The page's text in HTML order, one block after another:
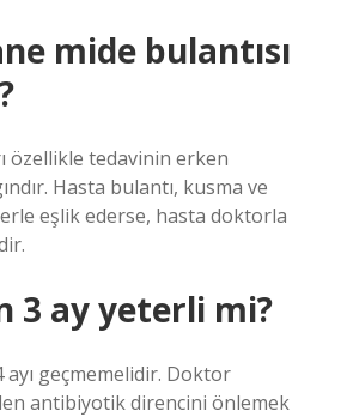
mide bulantısı
özellikle tedavinin erken
Hasta bulantı, kusma ve
eşlik ederse, hasta doktorla
3 ay yeterli mi?
geçmemelidir. Doktor
antibiyotik direncini önlemek